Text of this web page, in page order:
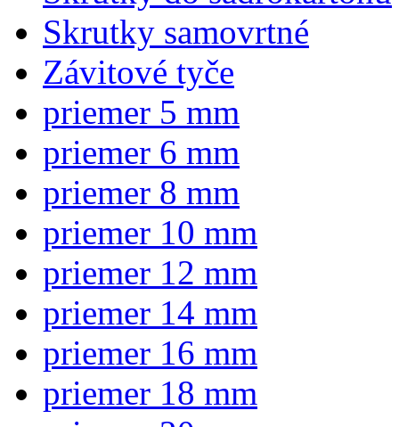
Skrutky samovrtné
Závitové tyče
priemer 5 mm
priemer 6 mm
priemer 8 mm
priemer 10 mm
priemer 12 mm
priemer 14 mm
priemer 16 mm
priemer 18 mm